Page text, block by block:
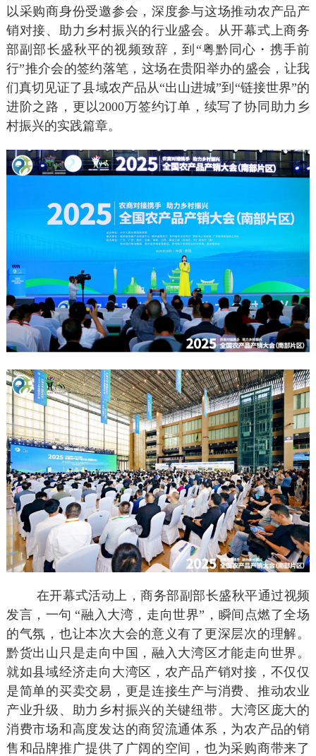
以采购商身份受邀参会，深度参与这场推动农产品产
销对接、助力乡村振兴的行业盛会。从开幕式上商务
部副部长盛秋平的视频致辞，到“粤黔同心・携手前
行”推介会的签约落笔，这场在贵阳举办的盛会，让我
们真切见证了县域农产品从“出山进城”到“链接世界”的
进阶之路，更以2000万签约订单，续写了协同助力乡
村振兴的实践篇章。
在开幕式活动上，商务部副部长盛秋平通过视频
发言，一句 “融入大湾，走向世界”，瞬间点燃了全场
的气氛，也让本次大会的意义有了更深层次的理解。
黔货出山只是走向中国，融入大湾区才能走向世界。
就如县域经济走向大湾区，农产品产销对接，不仅仅
是简单的买卖交易，更是连接生产与消费、推动农业
产业升级、助力乡村振兴的关键纽带。大湾区庞大的
消费市场和高度发达的商贸流通体系，为农产品的销
售和品牌推广提供了广阔的空间，也为采购商带来了